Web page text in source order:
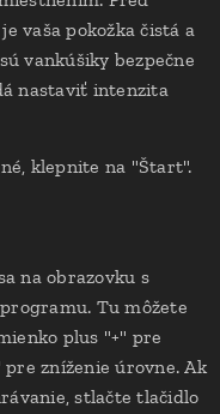
vaša pokožka čistá a
vankúšiky bezpečne
nastaviť intenzita
klepnite na "Štart".
na obrazovku s
Tu môžete
plus "+" pre
zníženie úrovne. Ak
stlačte tlačidlo